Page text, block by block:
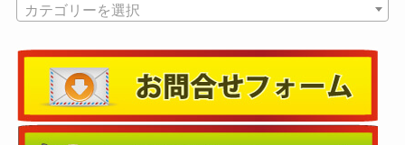
カテゴリーを選択